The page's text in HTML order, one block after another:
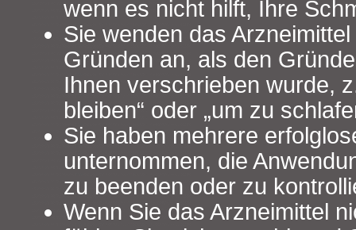
wenn es nicht hilft, Ihre
Sie wenden das
Gründen an, als den
Ihnen verschrieben wurde,
bleiben“ oder „um zu
Sie haben mehrere
unternommen, die
zu beenden oder zu
Wenn Sie das Arzneimittel